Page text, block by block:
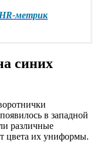
метрик
синих
в западной
различные
цвета их униформы.